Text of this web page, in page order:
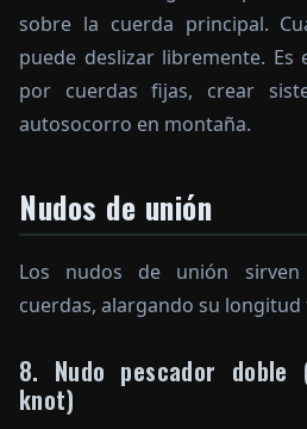
sobre la cuerda principal.
puede deslizar libremente. Es
por cuerdas fijas, crear
autosocorro en montaña.
Nudos de unión
Los nudos de unión
cuerdas, alargando su longitud
8. Nudo pescador doble
knot)